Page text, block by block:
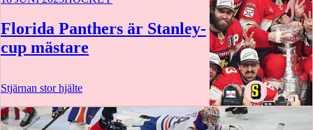
Florida Panthers är Stanley-
cup mästare
Stjärnan stor hjälte